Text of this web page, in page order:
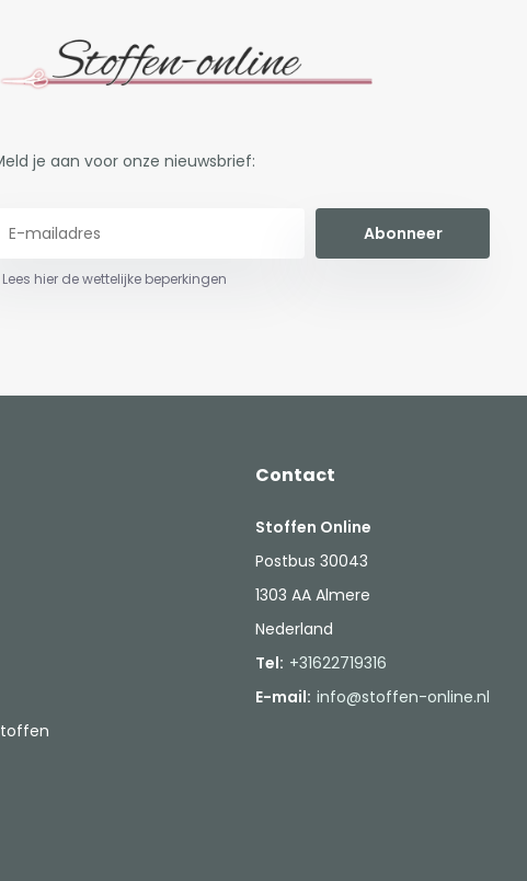
je aan voor onze nieuwsbrief:
Abonneer
Lees hier de wettelijke beperkingen
Contact
Stoffen Online
Postbus 30043
1303 AA Almere
Nederland
Tel: +31622719316
E-mail: info@stoffen-online.nl